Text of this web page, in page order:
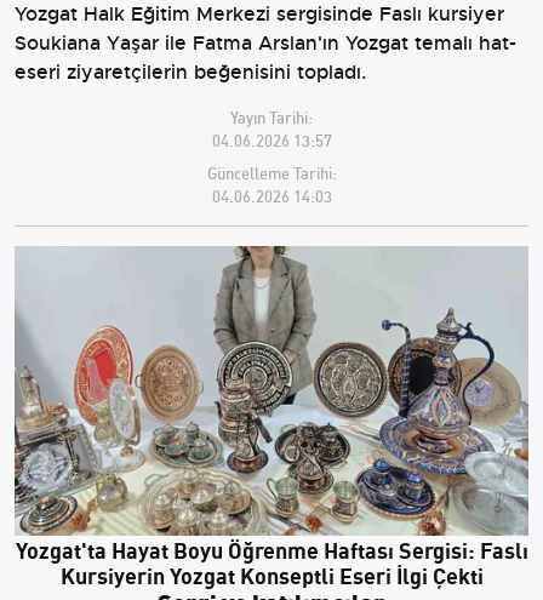
Yozgat Halk Eğitim Merkezi sergisinde Faslı kursiyer
Soukiana Yaşar ile Fatma Arslan'ın Yozgat temalı hat-
eseri ziyaretçilerin beğenisini topladı.
Yayın Tarihi:
04.06.2026 13:57
Güncelleme Tarihi:
04.06.2026 14:03
Yozgat'ta Hayat Boyu Öğrenme Haftası Sergisi: Faslı
Kursiyerin Yozgat Konseptli Eseri İlgi Çekti